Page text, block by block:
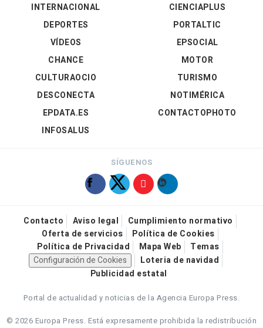
INTERNACIONAL
DEPORTES
VÍDEOS
CIENCIAPLUS
PORTALTIC
EPSOCIAL
CHANCE
CULTURAOCIO
DESCONECTA
EPDATA.ES
INFOSALUS
MOTOR
TURISMO
NOTIMÉRICA
CONTACTOPHOTO
SÍGUENOS
Contacto Aviso legal
Cumplimiento normativo
Oferta de servicios
Política de Cookies
Política de Privacidad
Mapa Web
Temas
Configuración de Cookies
Loteria de navidad
Publicidad estatal
Portal de actualidad y noticias de la Agencia Europa Press.
© 2026 Europa Press. Está expresamente prohibida la redistribución